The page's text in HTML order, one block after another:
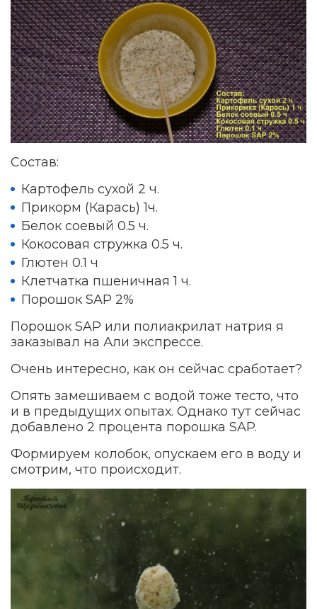
Состав:
Картофель сухой 2 ч.
Прикорм (Карась) 1ч.
Белок соевый 0.5 ч.
Кокосовая стружка 0.5 ч.
Глютен 0.1 ч
Клетчатка пшеничная 1 ч.
Порошок SAP 2%
Порошок SAP или полиакрилат натрия я
заказывал на Али экспрессе.
Очень интересно, как он сейчас сработает?
Опять замешиваем с водой тоже тесто, что
и в предыдущих опытах. Однако тут сейчас
добавлено 2 процента порошка SAP.
Формируем колобок, опускаем его в воду и
смотрим, что происходит.